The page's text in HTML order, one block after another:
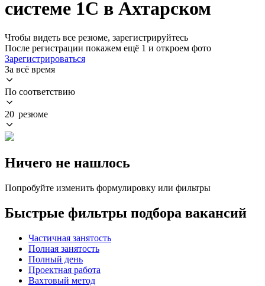
системе 1С в Ахтарском
Чтобы видеть все резюме, зарегистрируйтесь
После регистрации покажем ещё 1 и откроем фото
Зарегистрироваться
За всё время
По соответствию
20 резюме
Ничего не нашлось
Попробуйте изменить формулировку или фильтры
Быстрые фильтры подбора вакансий
Частичная занятость
Полная занятость
Полный день
Проектная работа
Вахтовый метод